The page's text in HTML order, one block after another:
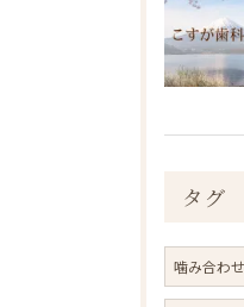
タグ
噛み合わせ